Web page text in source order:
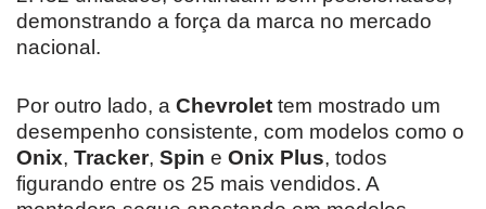
demonstrando a força da marca no mercado
nacional.
Por outro lado, a Chevrolet tem mostrado um
desempenho consistente, com modelos como o
Onix, Tracker, Spin e Onix Plus, todos
figurando entre os 25 mais vendidos. A